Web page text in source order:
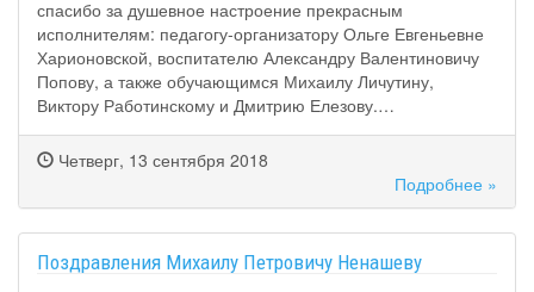
спасибо за душевное настроение прекрасным
исполнителям: педагогу-организатору Ольге Евгеньевне
Харионовской, воспитателю Александру Валентиновичу
Попову, а также обучающимся Михаилу Личутину,
Виктору Работинскому и Дмитрию Елезову.…
Четверг, 13 сентября 2018
Подробнее »
Поздравления Михаилу Петровичу Ненашеву